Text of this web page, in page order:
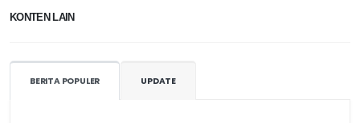
KONTEN LAIN
BERITA POPULER UPDATE